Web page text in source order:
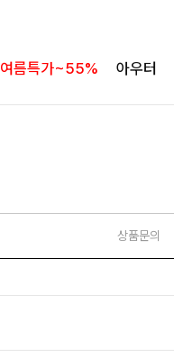
여름특가~55% 아우터
상품문의